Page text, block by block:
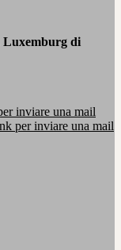
Luxemburg di
inviare una mail
per inviare una mail